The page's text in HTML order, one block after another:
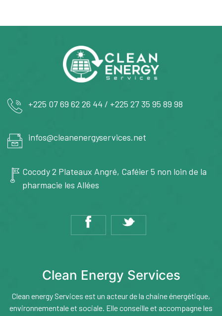
+225 07 69 62 26 44 / +225 27 35 95 89 98
infos@cleanenergyservices.net
Cocody 2 Plateaux Angré, Caféier 5 non loin de la
pharmacie les Allées
Clean Energy Services
Clean energy Services est un acteur de la chaine énergétique,
environnementale et sociale. Elle conseille et accompagne les